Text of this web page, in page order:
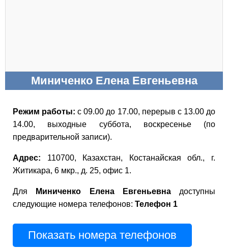
Миниченко Елена Евгеньевна
Режим работы: с 09.00 до 17.00, перерыв с 13.00 до
14.00, выходные суббота, воскресенье (по
предварительной записи).
Адрес: 110700, Казахстан, Костанайская обл., г.
Житикара, 6 мкр., д. 25, офис 1.
Для Миниченко Елена Евгеньевнадоступны
следующие номера телефонов: Телефон 1
Показать номера телефонов